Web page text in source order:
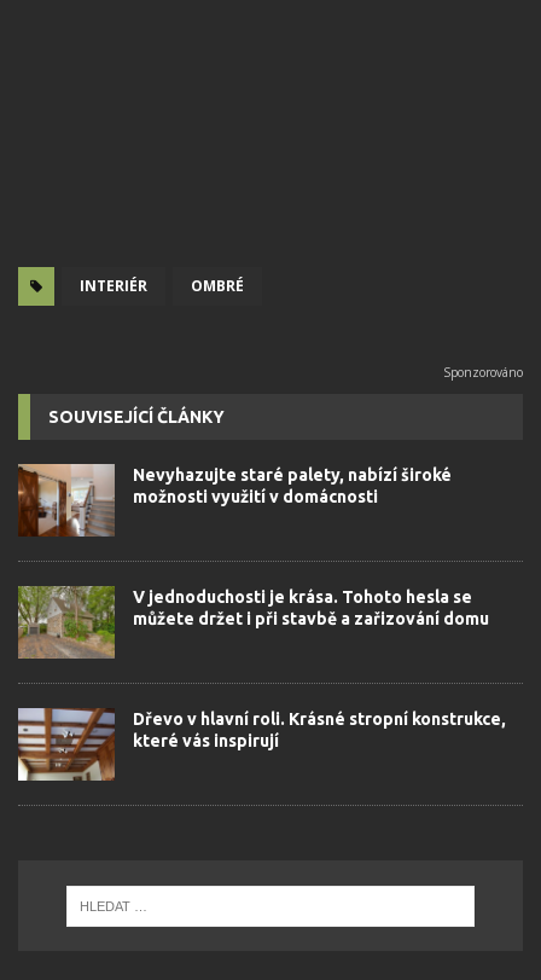
INTERIÉR OMBRÉ
SOUVISEJÍCÍ ČLÁNKY
Nevyhazujte staré palety, nabízí široké
možnosti využití v domácnosti
V jednoduchosti je krása. Tohoto hesla se
můžete držet i při stavbě a zařizování domu
Dřevo v hlavní roli. Krásné stropní konstrukce,
které vás inspirují